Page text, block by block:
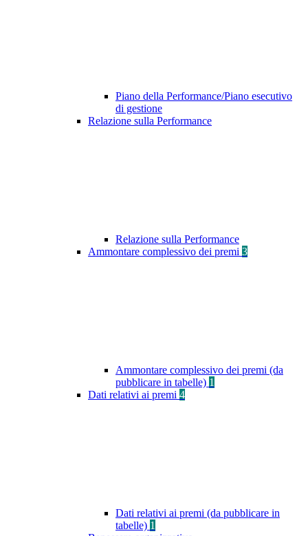
Piano della Performance/Piano esecutivo
di gestione
Relazione sulla Performance
Relazione sulla Performance
Ammontare complessivo dei premi 3
Ammontare complessivo dei premi (da
pubblicare in tabelle) 1
Dati relativi ai premi 4
Dati relativi ai premi (da pubblicare in
tabelle) 1